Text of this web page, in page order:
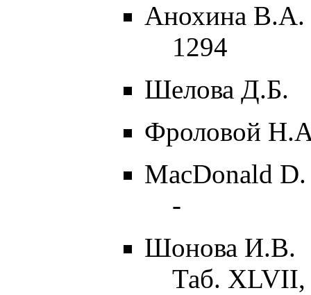
Анохина В.А.
1294
Шелова Д.Б.
Фроловой
MacDonald D.
-
Шонова И.В.
Таб.